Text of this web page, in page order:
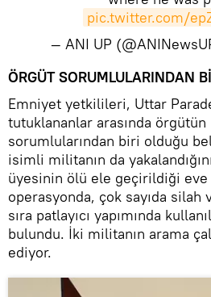
pic.twitter.com/
— ANI UP
ÖRGÜT SORUMLULARINDAN
Emniyet yetkilileri, Uttar
tutuklananlar arasında
sorumlularından biri olduğu
isimli militanın da
üyesinin ölü ele geçirildiği eve
operasyonda, çok sayıda silah
sıra patlayıcı yapımında
bulundu. İki militanın arama
ediyor.